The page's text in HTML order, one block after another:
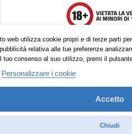
web utilizza cookie propri e di terze parti
relativa alle tue preferenze
tuo consenso al suo utilizzo, premi il
Personalizzare i cookie
Accetto
Chiudi
Trovaci anche